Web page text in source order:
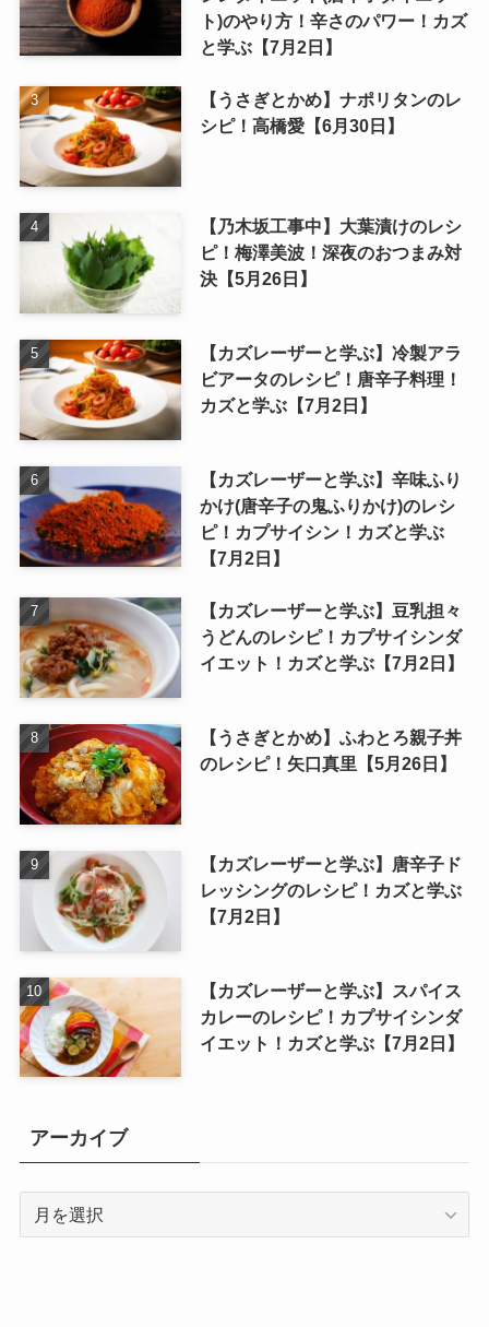
ト)のやり方！辛さのパワー！カズ
と学ぶ【7月2日】
【うさぎとかめ】ナポリタンのレ
シピ！高橋愛【6月30日】
【乃木坂工事中】大葉漬けのレシ
ピ！梅澤美波！深夜のおつまみ対
決【5月26日】
【カズレーザーと学ぶ】冷製アラ
ビアータのレシピ！唐辛子料理！
カズと学ぶ【7月2日】
【カズレーザーと学ぶ】辛味ふり
かけ(唐辛子の鬼ふりかけ)のレシ
ピ！カプサイシン！カズと学ぶ
【7月2日】
【カズレーザーと学ぶ】豆乳担々
うどんのレシピ！カプサイシンダ
イエット！カズと学ぶ【7月2日】
【うさぎとかめ】ふわとろ親子丼
のレシピ！矢口真里【5月26日】
【カズレーザーと学ぶ】唐辛子ド
レッシングのレシピ！カズと学ぶ
【7月2日】
【カズレーザーと学ぶ】スパイス
カレーのレシピ！カプサイシンダ
イエット！カズと学ぶ【7月2日】
アーカイブ